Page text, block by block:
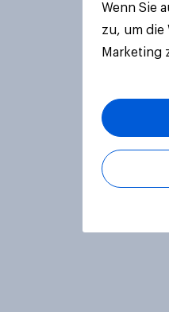
Wenn Sie
zu, um die
Marketing